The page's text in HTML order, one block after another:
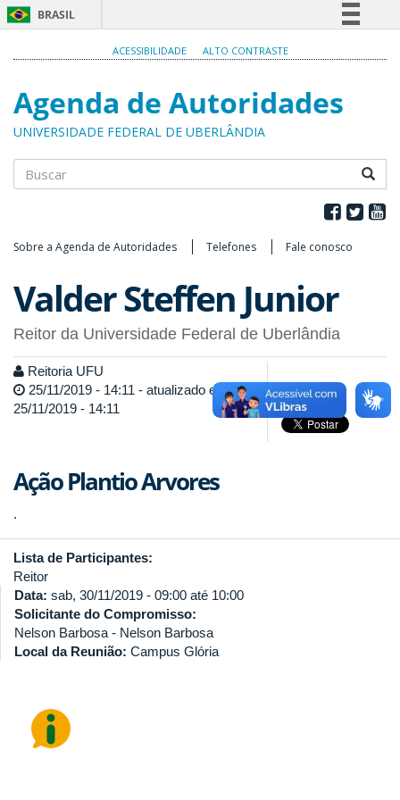
BRASIL
Participe
Acesso à informação
ACESSIBILIDADE ALTO CONTRASTE
Agenda de Autoridades
UNIVERSIDADE FEDERAL DE UBERLÂNDIA
Sobre a Agenda de Autoridades Telefones Fale conosco
Valder Steffen Junior
Reitor da Universidade Federal de Uberlândia
Reitoria UFU
25/11/2019 - 14:11 - atualizado em
25/11/2019 - 14:11
Ação Plantio Arvores
.
Lista de Participantes:
Reitor
Data: sab, 30/11/2019 - 09:00 até 10:00
Solicitante do Compromisso:
Nelson Barbosa - Nelson Barbosa
Local da Reunião: Campus Glória